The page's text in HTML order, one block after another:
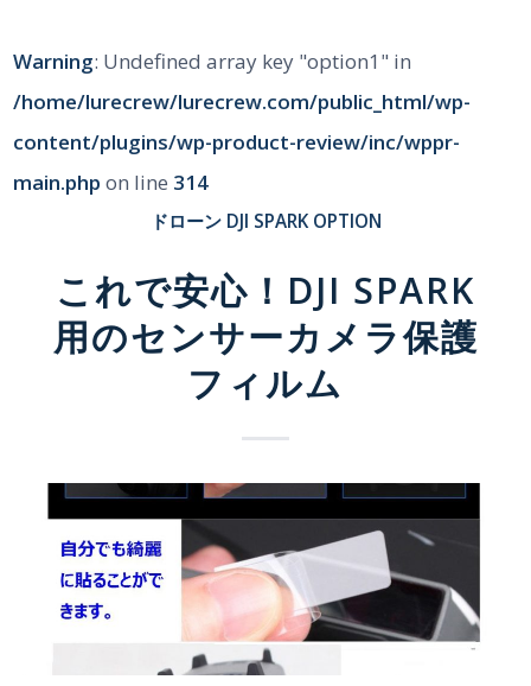
Warning: Undefined array key "option1" in
/home/lurecrew/lurecrew.com/public_html/wp-
content/plugins/wp-product-review/inc/wppr-
main.php on line 314
ドローン DJI SPARK OPTION
これで安心！DJI SPARK
用のセンサーカメラ保護
フィルム